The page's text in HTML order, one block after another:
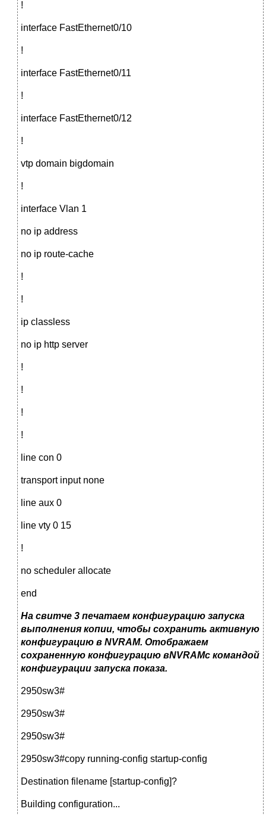
!
interface FastEthernet0/10
!
interface FastEthernet0/11
!
interface FastEthernet0/12
!
vtp domain bigdomain
!
interface Vlan 1
no ip address
no ip route-cache
!
!
ip classless
no ip http server
!
!
!
!
line con 0
transport input none
line aux 0
line vty 0 15
!
no scheduler allocate
end
На свитче 3 печатаем конфигурацию запуска
выполнения копии, чтобы сохранить активную
конфигурацию в NVRAM. Отображаем
сохраненную конфигурацию вNVRAMс командой
конфигурации запуска показа.
2950sw3#
2950sw3#
2950sw3#
2950sw3#copy running-config startup-config
Destination filename [startup-config]?
Building configuration...